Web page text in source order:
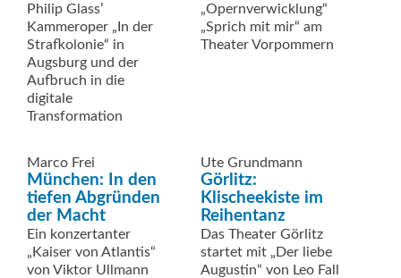
Philip Glass’
Kammeroper „In der
Strafkolonie“ in
Augsburg und der
Aufbruch in die
digitale
Transformation
„Opernverwicklung“
„Sprich mit mir“ am
Theater Vorpommern
Marco Frei
München: In den
tiefen Abgründen
der Macht
Ein konzertanter
„Kaiser von Atlantis“
von Viktor Ullmann
Ute Grundmann
Görlitz:
Klischeekiste im
Reihentanz
Das Theater Görlitz
startet mit „Der liebe
Augustin“ von Leo Fall